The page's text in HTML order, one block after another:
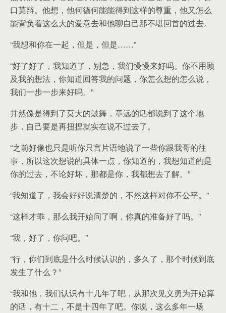
口莫辩。他想，他何德何能能得到这样的尊重，他又怎么
能背负着这么大的爱意去和他聊自己那不堪回首的过去。
“我想和你在一起，但是，但是……”
“好了好了，我知道了，别急，我们慢慢来好吗。你不用顾
及我的想法，你知道回答我的问题，你怎么想的怎么说，
我们一步一步来好吗。”
井然像是得到了莫大的鼓舞，章远的话都说到了这个地
步，自己要是再扭捏就实在说不过去了。
“之前好像也只是听你只言片语地说了一些你跟我哥的往
事，所以这次想说的具体一点，你知道的，我想知道的是
你的过去，不论好坏，那都是你，我都想去了解。”
“我知道了，我会好好说清楚的，不然这样对你不公平。”
“这样才乖，那么我开始问了啊，你真的准备好了吗。”
“我，好了，你问吧。”
“行，你们到底是什么时候认识的，多久了，那个时候到底
发生了什么？”
“我和他，我们认识有十几年了吧，从那次见义勇为开始算
的话，有十二，不是十四年了吧。你说，这么多年一场